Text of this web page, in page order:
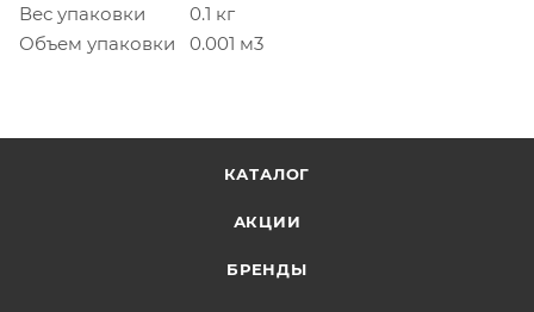
Вес упаковки
0.1 кг
Объем упаковки
0.001 м3
КАТАЛОГ
АКЦИИ
БРЕНДЫ